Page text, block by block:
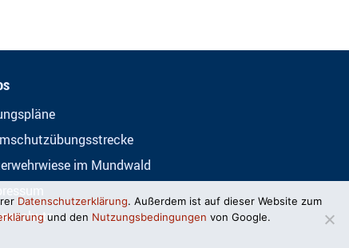
im Mundwald
Datenschutzerklärung. Außerdem ist auf dieser Website zum
und den Nutzungsbedingungen von Google.